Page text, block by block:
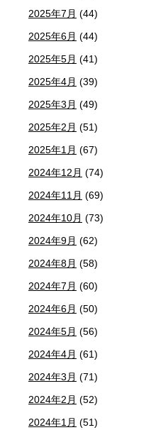
2025年7月 (44)
2025年6月 (44)
2025年5月 (41)
2025年4月 (39)
2025年3月 (49)
2025年2月 (51)
2025年1月 (67)
2024年12月 (74)
2024年11月 (69)
2024年10月 (73)
2024年9月 (62)
2024年8月 (58)
2024年7月 (60)
2024年6月 (50)
2024年5月 (56)
2024年4月 (61)
2024年3月 (71)
2024年2月 (52)
2024年1月 (51)